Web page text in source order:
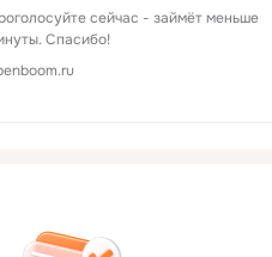
сейчас - займёт меньше
Спасибо!